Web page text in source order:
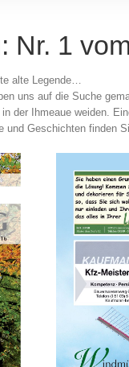
Nr. 1
alte Legende…
uns auf die Suche
der Ihmeaue weiden.
Geschichten finden